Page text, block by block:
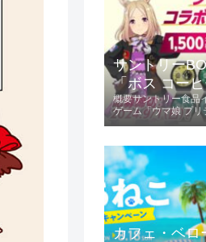
サントリー
「ボス コー
マ娘デザイン
売！
概要サントリー食品
ゲーム「ウマ娘 プ
この商品は185g容量
カフェ・ベロ